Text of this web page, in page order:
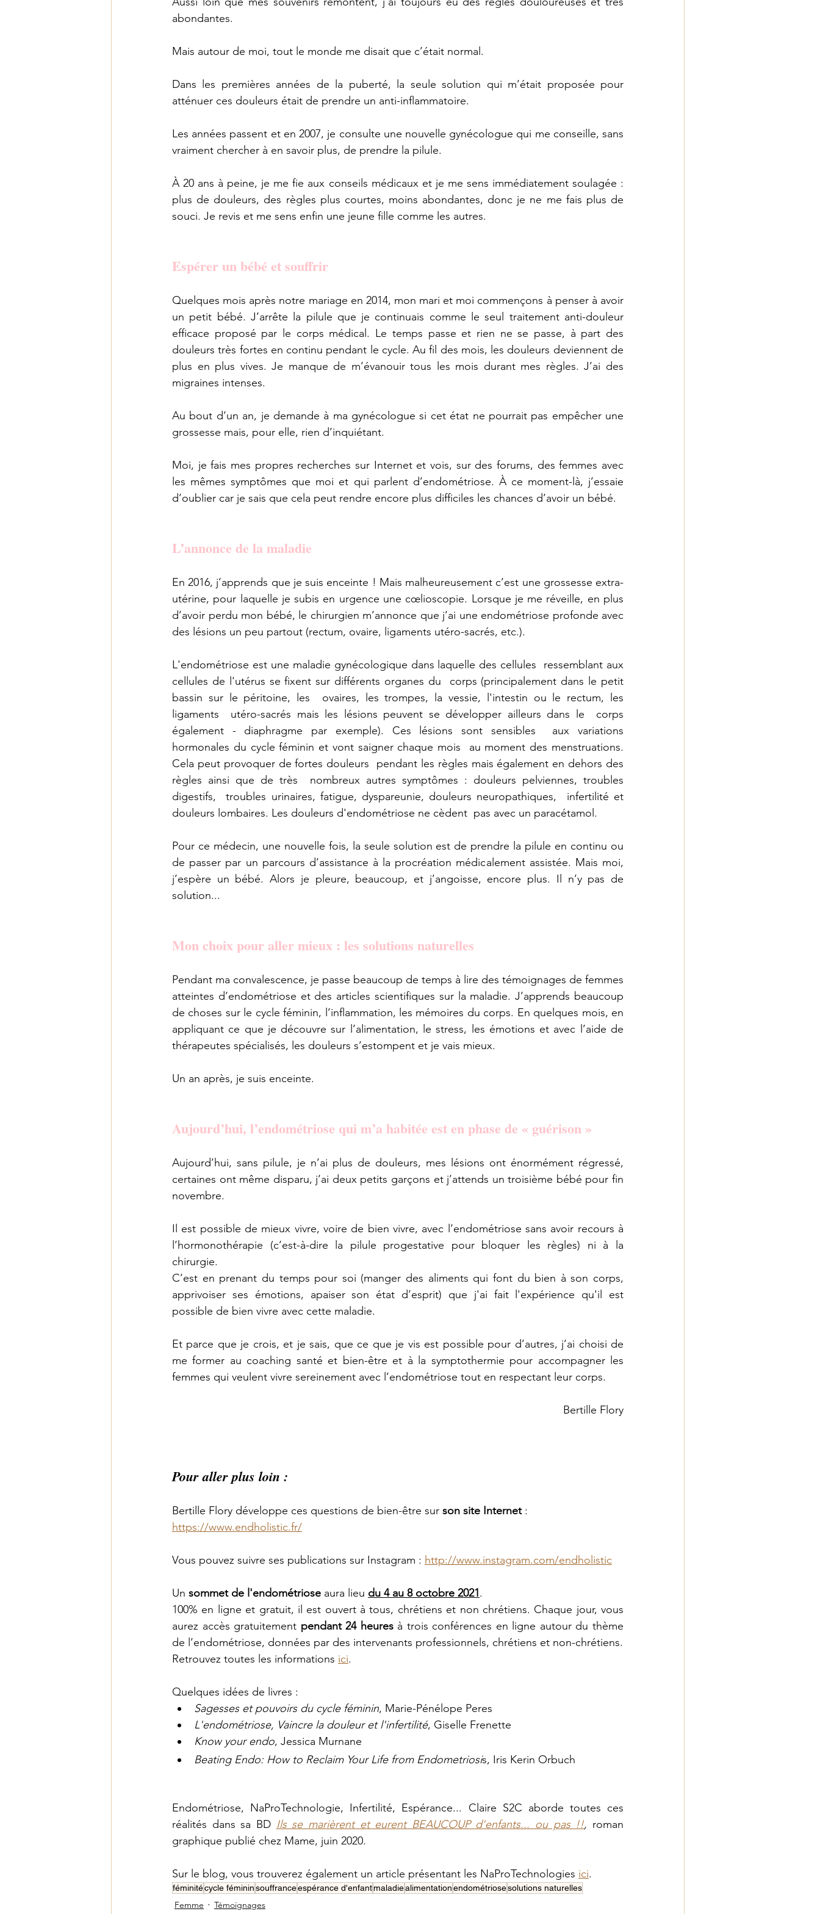
abondantes.
Mais autour de moi, tout le monde me disait que c’était normal.
Dans les premières années de la puberté, la seule solution qui m’était proposée pour
atténuer ces douleurs était de prendre un anti-inflammatoire.
Les années passent et en 2007, je consulte une nouvelle gynécologue qui me conseille, sans
vraiment chercher à en savoir plus, de prendre la pilule.
À 20 ans à peine, je me fie aux conseils médicaux et je me sens immédiatement soulagée :
plus de douleurs, des règles plus courtes, moins abondantes, donc je ne me fais plus de
souci. Je revis et me sens enfin une jeune fille comme les autres.
Espérer un bébé et souffrir
Quelques mois après notre mariage en 2014, mon mari et moi commençons à penser à avoir
un petit bébé. J’arrête la pilule que je continuais comme le seul traitement anti-douleur
efficace proposé par le corps médical. Le temps passe et rien ne se passe, à part des
douleurs très fortes en continu pendant le cycle. Au fil des mois, les douleurs deviennent de
plus en plus vives. Je manque de m’évanouir tous les mois durant mes règles. J’ai des
migraines intenses.
Au bout d’un an, je demande à ma gynécologue si cet état ne pourrait pas empêcher une
grossesse mais, pour elle, rien d’inquiétant.
Moi, je fais mes propres recherches sur Internet et vois, sur des forums, des femmes avec
les mêmes symptômes que moi et qui parlent d’endométriose. À ce moment-là, j’essaie
d’oublier car je sais que cela peut rendre encore plus difficiles les chances d’avoir un bébé.
L’annonce de la maladie
En 2016, j’apprends que je suis enceinte ! Mais malheureusement c’est une grossesse extra-
utérine, pour laquelle je subis en urgence une cœlioscopie. Lorsque je me réveille, en plus
d’avoir perdu mon bébé, le chirurgien m’annonce que j’ai une endométriose profonde avec
des lésions un peu partout (rectum, ovaire, ligaments utéro-sacrés, etc.).
L'endométriose est une maladie gynécologique dans laquelle des cellules  ressemblant aux
cellules de l'utérus se fixent sur différents organes du  corps (principalement dans le petit
bassin sur le péritoine, les  ovaires, les trompes, la vessie, l'intestin ou le rectum, les
ligaments  utéro-sacrés mais les lésions peuvent se développer ailleurs dans le  corps
également - diaphragme par exemple). Ces lésions sont sensibles  aux variations
hormonales du cycle féminin et vont saigner chaque mois  au moment des menstruations.
Cela peut provoquer de fortes douleurs  pendant les règles mais également en dehors des
règles ainsi que de très  nombreux autres symptômes : douleurs pelviennes, troubles
digestifs,  troubles urinaires, fatigue, dyspareunie, douleurs neuropathiques,  infertilité et
douleurs lombaires. Les douleurs d'endométriose ne cèdent  pas avec un paracétamol.
Pour ce médecin, une nouvelle fois, la seule solution est de prendre la pilule en continu ou
de passer par un parcours d’assistance à la procréation médicalement assistée. Mais moi,
j’espère un bébé. Alors je pleure, beaucoup, et j’angoisse, encore plus. Il n’y pas de
solution...
Mon choix pour aller mieux : les solutions naturelles
Pendant ma convalescence, je passe beaucoup de temps à lire des témoignages de femmes
atteintes d’endométriose et des articles scientifiques sur la maladie. J’apprends beaucoup
de choses sur le cycle féminin, l’inflammation, les mémoires du corps. En quelques mois, en
appliquant ce que je découvre sur l’alimentation, le stress, les émotions et avec l’aide de
thérapeutes spécialisés, les douleurs s’estompent et je vais mieux.
Un an après, je suis enceinte.
Aujourd’hui, l’endométriose qui m’a habitée est en phase de « guérison »
Aujourd’hui, sans pilule, je n’ai plus de douleurs, mes lésions ont énormément régressé,
certaines ont même disparu, j’ai deux petits garçons et j’attends un troisième bébé pour fin
novembre.
Il est possible de mieux vivre, voire de bien vivre, avec l’endométriose sans avoir recours à
l’hormonothérapie (c’est-à-dire la pilule progestative pour bloquer les règles) ni à la
chirurgie.
C’est en prenant du temps pour soi (manger des aliments qui font du bien à son corps,
apprivoiser ses émotions, apaiser son état d’esprit) que j'ai fait l'expérience qu'il est
possible de bien vivre avec cette maladie.
Et parce que je crois, et je sais, que ce que je vis est possible pour d’autres, j’ai choisi de
me former au coaching santé et bien-être et à la symptothermie pour accompagner les
femmes qui veulent vivre sereinement avec l’endométriose tout en respectant leur corps.
Bertille Flory
Pour aller plus loin :
Bertille Flory développe ces questions de bien-être sur son site Internet :
https://www.endholistic.fr/
Vous pouvez suivre ses publications sur Instagram : http://www.instagram.com/endholistic
Un sommet de l'endométriose aura lieu du 4 au 8 octobre 2021.
100% en ligne et gratuit, il est ouvert à tous, chrétiens et non chrétiens. Chaque jour, vous
aurez accès gratuitement pendant 24 heures à trois conférences en ligne autour du thème
de l’endométriose, données par des intervenants professionnels, chrétiens et non-chrétiens.
Retrouvez toutes les informations ici.
Quelques idées de livres :
Sagesses et pouvoirs du cycle féminin, Marie-Pénélope Peres
L'endométriose, Vaincre la douleur et l'infertilité, Giselle Frenette
Know your endo, Jessica Murnane
Beating Endo: How to Reclaim Your Life from Endometriosis, Iris Kerin Orbuch
Endométriose, NaProTechnologie, Infertilité, Espérance... Claire S2C aborde toutes ces
réalités dans sa BD Ils se marièrent et eurent BEAUCOUP d'enfants... ou pas !!, roman
graphique publié chez Mame, juin 2020.
Sur le blog, vous trouverez également un article présentant les NaProTechnologies ici.
féminitécycle fémininsouffranceespérance d'enfantmaladiealimentationendométriosesolutions naturelles
Femme Témoignages